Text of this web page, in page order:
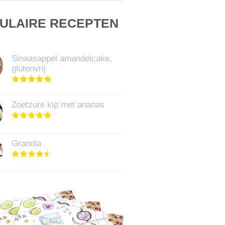
RECEPTEN
Sinaasappel amandelcake,
glutenvrij
Zoetzure kip met ananas
Granola